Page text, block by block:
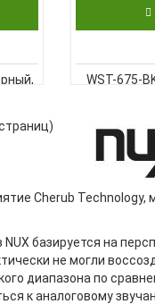
WST-675-
тюнер
Cherub Technology,
базируется на
не могли
диапазона по
к аналоговому